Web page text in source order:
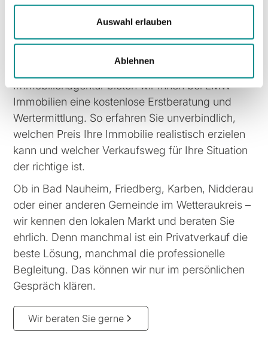
Auswahl erlauben
Ablehnen
Preis
Wenn Sie im Wetteraukreis eine Immobilie
Immobilienagentur bieten wir Ihnen bei LMW
Immobilien eine kostenlose Erstberatung und
Wertermittlung. So erfahren Sie unverbindlich,
welchen Preis Ihre Immobilie realistisch erzielen
kann und welcher Verkaufsweg für Ihre Situation
der richtige ist.
Ob in Bad Nauheim, Friedberg, Karben, Nidderau
oder einer anderen Gemeinde im Wetteraukreis –
wir kennen den lokalen Markt und beraten Sie
ehrlich. Denn manchmal ist ein Privatverkauf die
beste Lösung, manchmal die professionelle
Begleitung. Das können wir nur im persönlichen
Gespräch klären.
Wir beraten Sie gerne